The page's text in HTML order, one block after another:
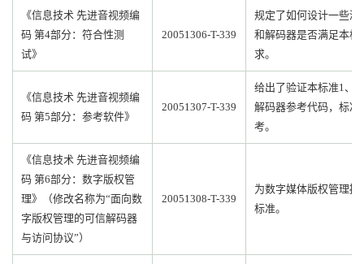
《信息技术 先进音视频编
码 第4部分：符合性测
试》
20051306-T-339
规定了如何设计一些
和解码器是否满足本标
求。
《信息技术 先进音视频编
码 第5部分：参考软件》
20051307-T-339
给出了验证本标准1、
解码器参考代码，标
考。
《信息技术 先进音视频编
码 第6部分：数字版权管
理》（修改名称为“面向数
字版权管理的可信解码器
与访问协议”）
20051308-T-339
为数字媒体版权管理
标准。